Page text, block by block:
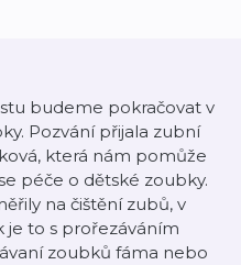
budeme pokračovat v
Pozvání přijala zubní
která nám pomůže
péče o dětské zoubky.
na čištění zubů, v
je to s prořezáváním
zoubků fáma nebo